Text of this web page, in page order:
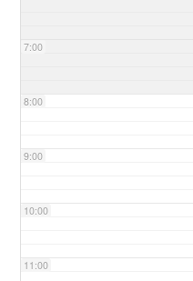
7:00
8:00
9:00
10:00
11:00